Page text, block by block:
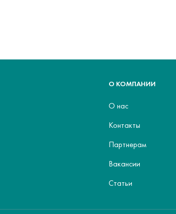
О КОМПАНИИ
О нас
Контакты
Партнерам
Вакансии
Статьи